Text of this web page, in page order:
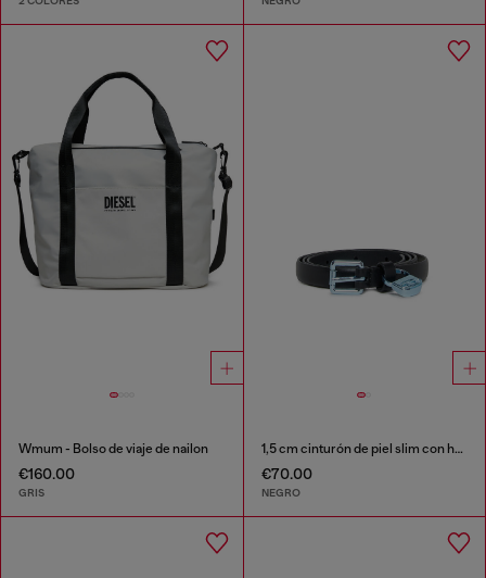
Wmum - Bolso de viaje de nailon
€160.00
GRIS
1,5 cm cinturón de piel slim con hebilla metálica y charm
€70.00
NEGRO